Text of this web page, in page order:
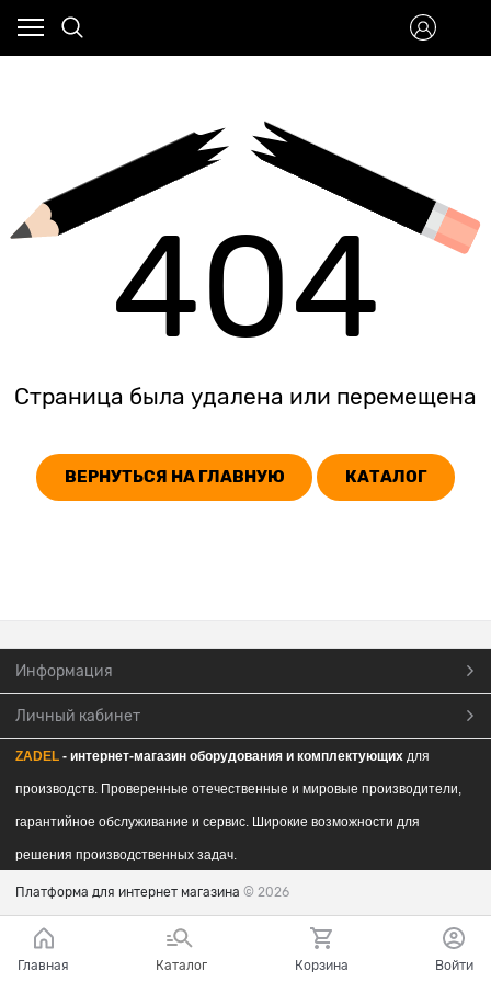
404
Страница была удалена или перемещена
ВЕРНУТЬСЯ НА ГЛАВНУЮ КАТАЛОГ
Информация
Личный кабинет
ZADEL - интернет-магазин оборудования и комплектующих для
производств. Проверенные отечественные и мировые производители,
гарантийное обслуживание и сервис. Широкие возможности для
решения производственных задач.
Платформа для интернет магазина © 2026
Главная Каталог Корзина Войти